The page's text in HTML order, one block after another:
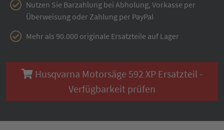
Nutzen Sie Barzahlung bei Abholung, Vorkasse per
Überweisung oder Zahlung per PayPal
Mehr als 90.000 originale Ersatzteile auf Lager
Husqvarna Motorsäge 592 XP Ersatzteil -
Verfügbarkeit prüfen